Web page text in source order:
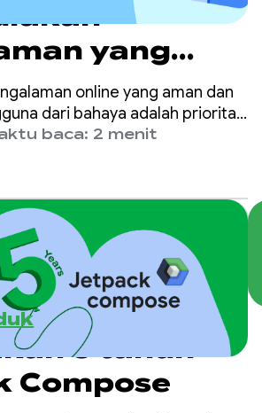
yang
dan sesuai
Play
online yang aman dan
dari bahaya adalah prioritas
baca: 2 menit
5 tahun
Compose